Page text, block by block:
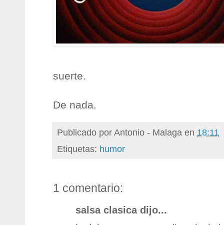
suerte.
De nada.
Publicado porAntonio - Malaga en 18:11
Etiquetas: humor
1 comentario:
salsa clasica dijo...